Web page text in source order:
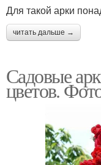
Для такой арки
читать дальше →
Садовые
цветов.